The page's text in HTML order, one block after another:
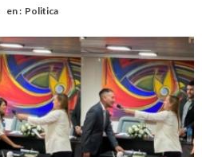
en : Politica